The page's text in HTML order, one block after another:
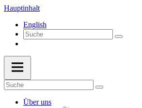
Hauptinhalt
English
Über uns